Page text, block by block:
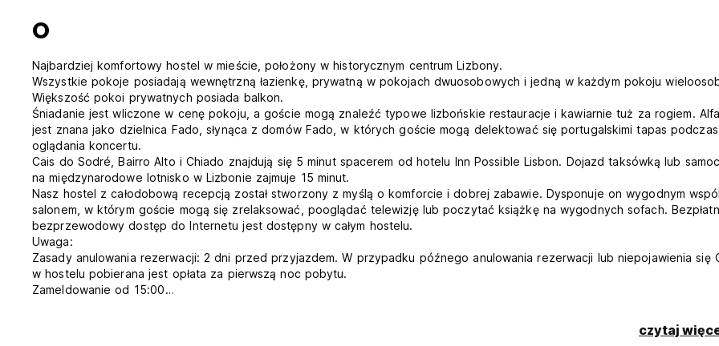
O
Najbardziej komfortowy hostel w mieście, położony w historycznym centrum Lizbony.
Wszystkie pokoje posiadają wewnętrzną łazienkę, prywatną w pokojach dwuosobowych i jedną w każdym pokoju
Większość pokoi prywatnych posiada balkon.
Śniadanie jest wliczone w cenę pokoju, a goście mogą znaleźć typowe lizbońskie restauracje i kawiarnie tuż za rogiem.
jest znana jako dzielnica Fado, słynąca z domów Fado, w których goście mogą delektować się portugalskimi tapas podczas
oglądania koncertu.
Cais do Sodré, Bairro Alto i Chiado znajdują się 5 minut spacerem od hotelu Inn Possible Lisbon. Dojazd taksówką lub
na międzynarodowe lotnisko w Lizbonie zajmuje 15 minut.
Nasz hostel z całodobową recepcją został stworzony z myślą o komforcie i dobrej zabawie. Dysponuje on wygodnym
salonem, w którym goście mogą się zrelaksować, pooglądać telewizję lub poczytać książkę na wygodnych sofach.
bezprzewodowy dostęp do Internetu jest dostępny w całym hostelu.
Uwaga:
Zasady anulowania rezerwacji: 2 dni przed przyjazdem. W przypadku późnego anulowania rezerwacji lub niepojawienia się
w hostelu pobierana jest opłata za pierwszą noc pobytu.
Zameldowanie od 15:00
Goście, którzy planują zameldowanie po północy, proszeni są o wcześniejsze powiadomienie nas o tym fakcie pocztą
czytaj